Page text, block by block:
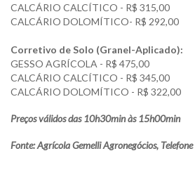
CALCÁRIO CALCÍTICO - R$ 315,00
CALCÁRIO DOLOMÍTICO- R$ 292,00
Corretivo de Solo (Granel-Aplicado):
GESSO AGRÍCOLA - R$ 475,00
CALCÁRIO CALCÍTICO - R$ 345,00
CALCÁRIO DOLOMÍTICO - R$ 322,00
Preços válidos das 10h30min às 15h00min
Fonte: Agrícola Gemelli Agronegócios,